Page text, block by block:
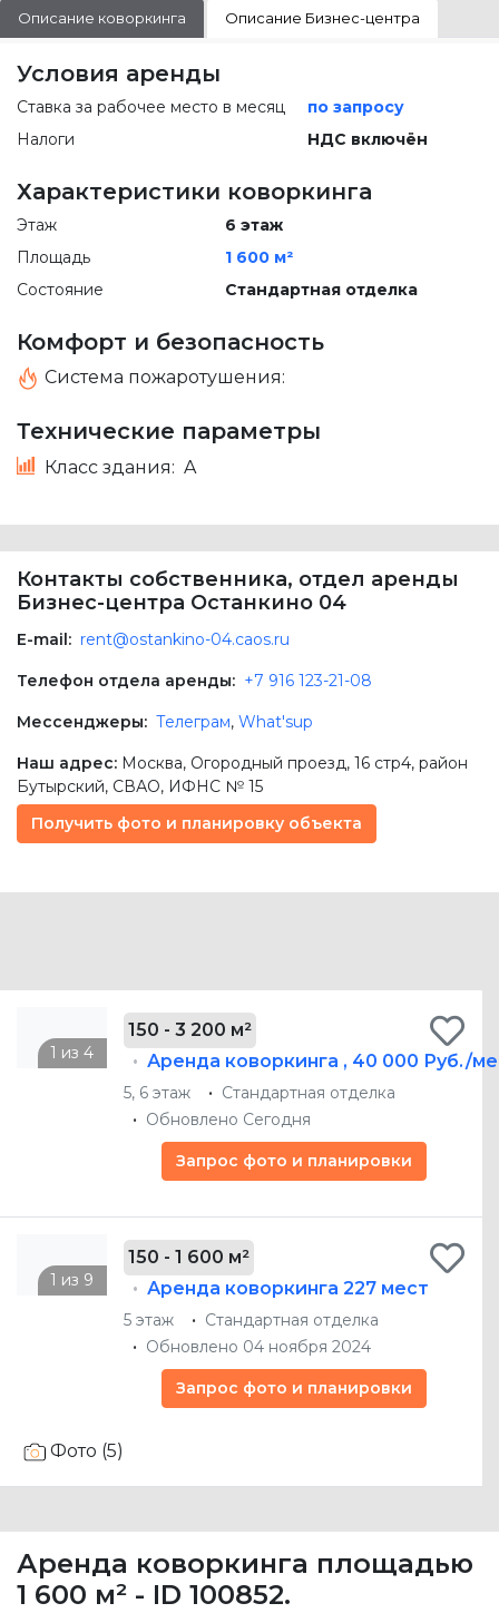
Описание коворкинга Описание Бизнес-центра
Условия аренды
Ставка за рабочее место в месяц
по запросу
Налоги
НДС включён
Характеристики коворкинга
Этаж
6 этаж
Площадь
1 600 м²
Состояние
Стандартная отделка
Комфорт и безопасность
Система пожаротушения:
Технические параметры
Класс здания: A
Контакты собственника, отдел аренды
Бизнес-центра Останкино 04
E-mail: rent@ostankino-04.caos.ru
Телефон отдела аренды: +7 916 123-21-08
Мессенджеры: Телеграм, What'sup
Наш адрес: Москва, Огородный проезд, 16 стр4, район
Бутырский, СВАО, ИФНС № 15
Получить фото и планировку объекта
150 - 3 200 м²
Аренда коворкинга , 40 000 Руб./
5, 6 этаж
Стандартная отделка
Обновлено Сегодня
Запрос фото и планировки
150 - 1 600 м²
Аренда коворкинга 227 мест
5 этаж
Стандартная отделка
Обновлено 04 ноября 2024
Запрос фото и планировки
Фото (5)
Аренда коворкинга площадью
1 600 м² - ID 100852.